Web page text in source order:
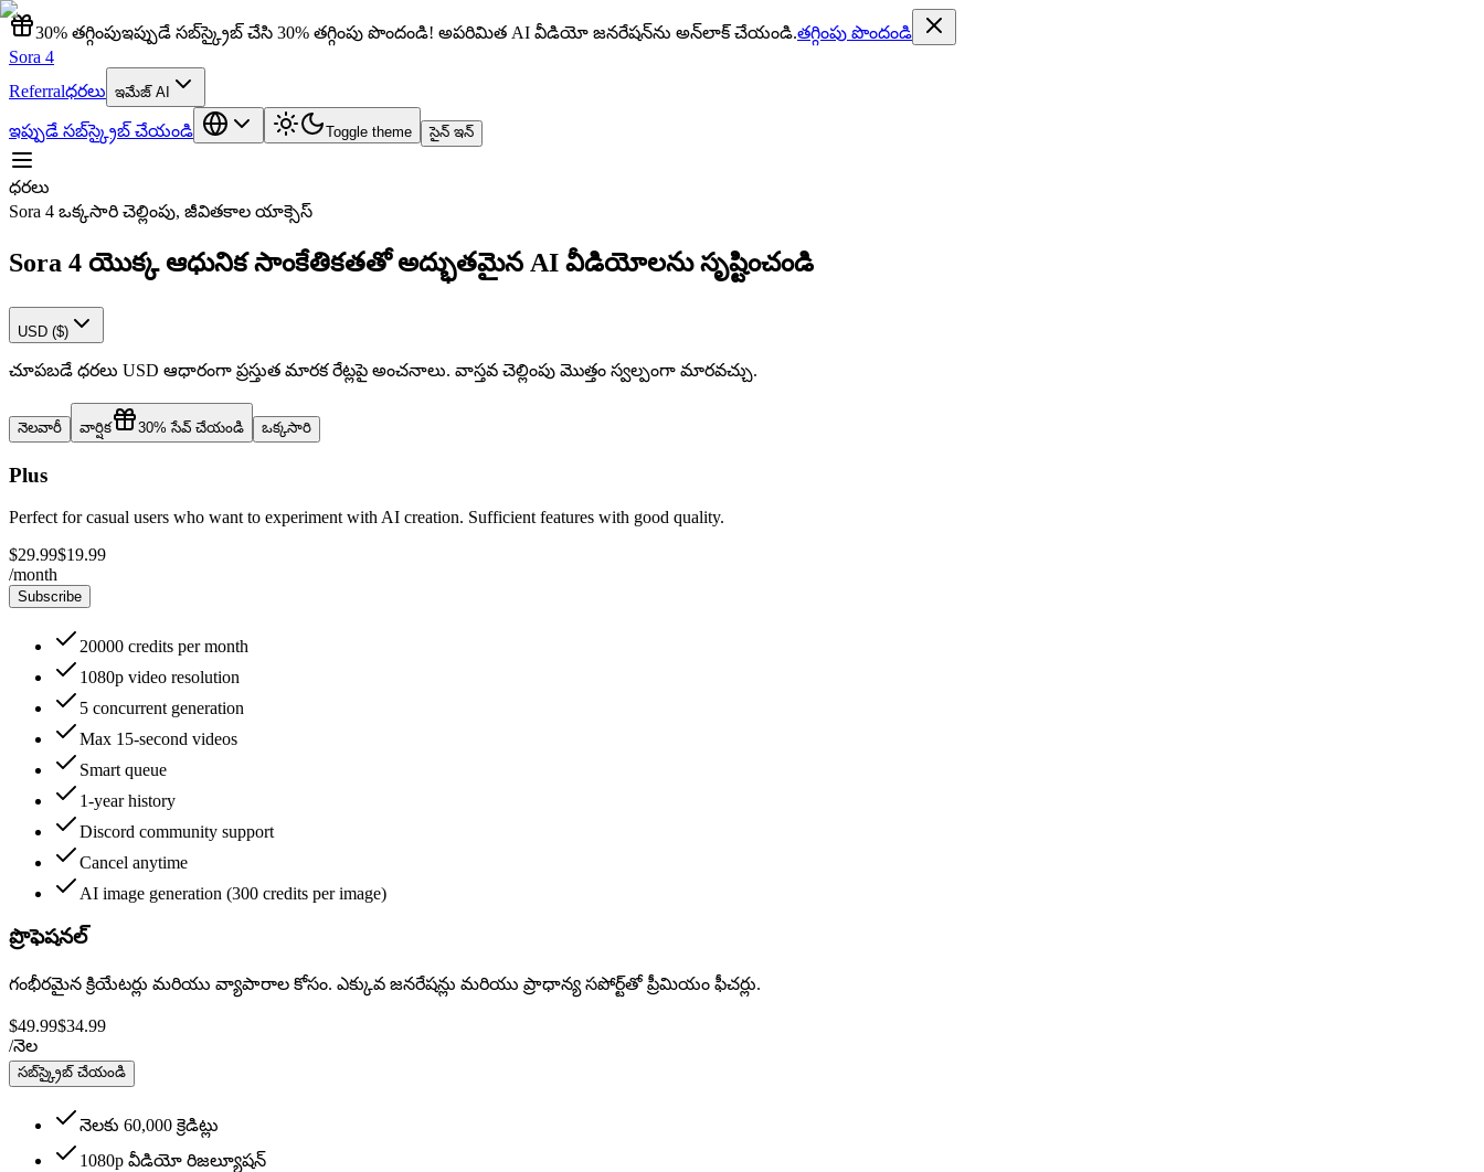
30% తగ్గింపుఇప్పుడే సబ్‌స్క్రైబ్ చేసి 30% తగ్గింపు పొందండి! అపరిమిత AI వీడియో జనరేషన్‌ను అన్‌లాక్ చేయండి.తగ్గింపు పొందండి
Sora 4
Referralధరలు ఇమేజ్ AI
ఇప్పుడే సబ్‌స్క్రైబ్ చేయండి Toggle theme సైన్ ఇన్
ధరలు
Sora 4 ఒక్కసారి చెల్లింపు, జీవితకాల యాక్సెస్
Sora 4 యొక్క ఆధునిక సాంకేతికతతో అద్భుతమైన AI వీడియోలను సృష్టించండి
USD ($)
చూపబడే ధరలు USD ఆధారంగా ప్రస్తుత మారక రేట్లపై అంచనాలు. వాస్తవ చెల్లింపు మొత్తం స్వల్పంగా మారవచ్చు.
నెలవారీ వార్షిక 30% సేవ్ చేయండి ఒక్కసారి
Plus
Perfect for casual users who want to experiment with AI creation. Sufficient features with good quality.
$29.99$19.99
/month
Subscribe
20000 credits per month
1080p video resolution
5 concurrent generation
Max 15-second videos
Smart queue
1-year history
Discord community support
Cancel anytime
AI image generation (300 credits per image)
ప్రొఫెషనల్
గంభీరమైన క్రియేటర్లు మరియు వ్యాపారాల కోసం. ఎక్కువ జనరేషన్లు మరియు ప్రాధాన్య సపోర్ట్‌తో ప్రీమియం ఫీచర్లు.
$49.99$34.99
/నెల
సబ్‌స్క్రైబ్ చేయండి
నెలకు 60,000 క్రెడిట్లు
1080p వీడియో రిజల్యూషన్